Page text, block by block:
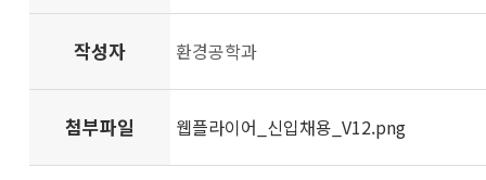
작성자 환경공학과
첨부파일 웹플라이어_신입채용_V12.png